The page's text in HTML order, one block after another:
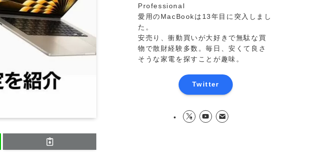
Professional
愛用のMacBookは13年目に突入しまし
た。
安売り、衝動買いが大好きで無駄な買
物で散財経験多数。毎日、安くて良さ
そうな家電を探すことが趣味。
Twitter